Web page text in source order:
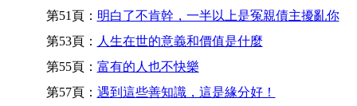
第51頁： 明白了不肯幹，一半以上是冤親債主擾亂你
第53頁： 人生在世的意義和價值是什麼
第55頁： 富有的人也不快樂
第57頁： 遇到這些善知識，這是緣分好！